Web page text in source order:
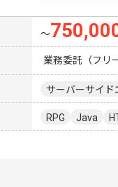
〜
業務委託（フリ
サーバーサイド
RPG Java